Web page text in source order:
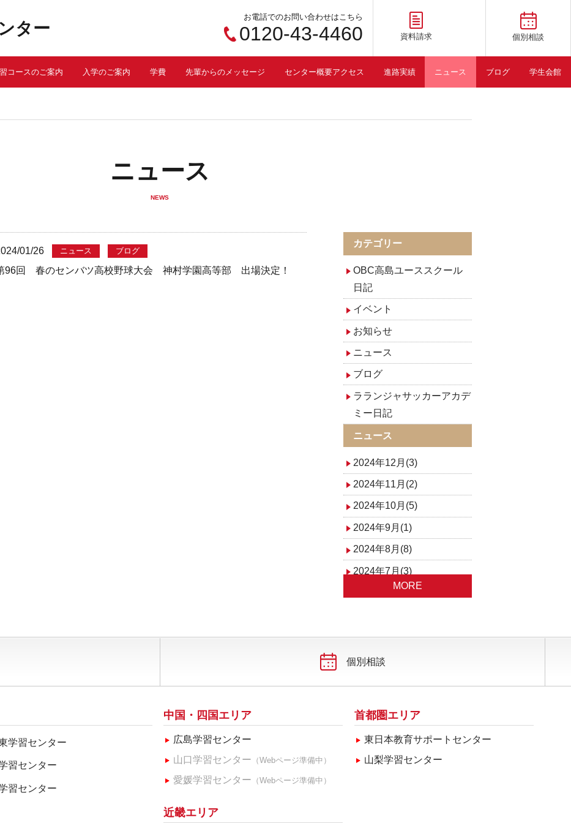
ター
お電話でのお問い合わせはこちら
0120-43-4460 資料請求 個別相談
コースのご案内 入学のご案内 学費 先輩からのメッセージ センター概要アクセス 進路実績 ニュース ブログ 学生会館
ニュース
NEWS
01/26 ニュース ブログ
96回 春のセンバツ高校野球大会 神村学園高等部 出場決定！
カテゴリー
OBC高島ユーススクール
日記
イベント
お知らせ
ニュース
ブログ
ラランジャサッカーアカデ
ミー日記
ニュース
2024年12月(3)
2024年11月(2)
2024年10月(5)
2024年9月(1)
2024年8月(8)
2024年7月(3)
2024年5月(2)
2024年3月(1)
2024年1月(1)
MORE
個別相談
学習センター
習センター
習センター
中国・四国エリア
広島学習センター
山口学習センター （Webページ準備中）
愛媛学習センター （Webページ準備中）
近畿エリア
首都圏エリア
東日本教育サポートセンター
山梨学習センター